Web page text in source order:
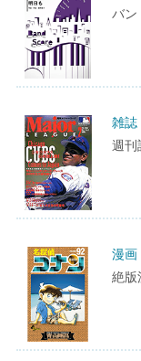
バン
雑誌
週刊
漫画
絶版